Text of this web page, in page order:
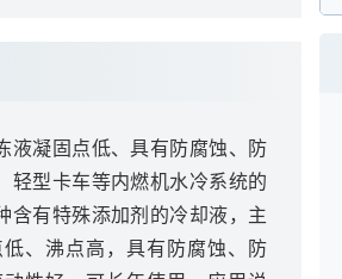
液凝固点低、具有防腐蚀、防
轻型卡车等内燃机水冷系统的
含有特殊添加剂的冷却液，主
、沸点高，具有防腐蚀、防